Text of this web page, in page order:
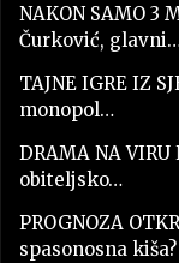
NAKON SAMO 3
Čurković,
TAJNE IGRE IZ
monopol…
DRAMA NA
obiteljsko…
PROGNOZA
spasonosna